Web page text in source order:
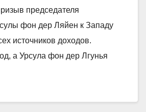
председателя
фон дер Ляйен к Западу
источников доходов.
а Урсула фон дер Лгунья